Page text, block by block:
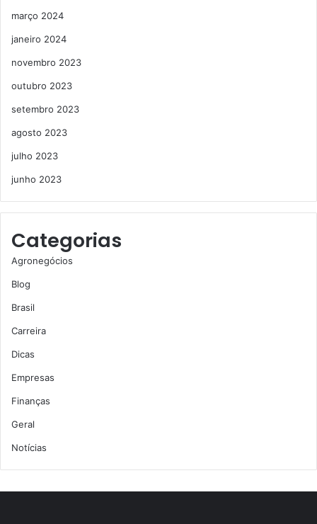
março 2024
janeiro 2024
novembro 2023
outubro 2023
setembro 2023
agosto 2023
julho 2023
junho 2023
Categorias
Agronegócios
Blog
Brasil
Carreira
Dicas
Empresas
Finanças
Geral
Notícias